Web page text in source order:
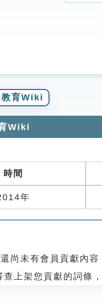
育Wiki
Wiki
時間
年
尚未有會員貢獻內
上架您貢獻的詞條